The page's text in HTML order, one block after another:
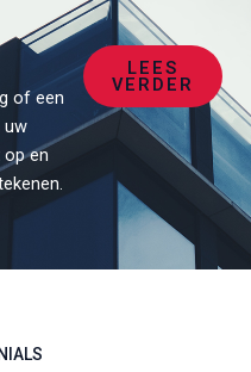
of een
uw
en
LEES
VERDER